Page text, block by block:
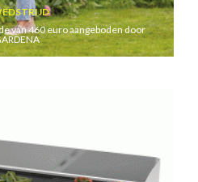
van 460 euro aangeboden door